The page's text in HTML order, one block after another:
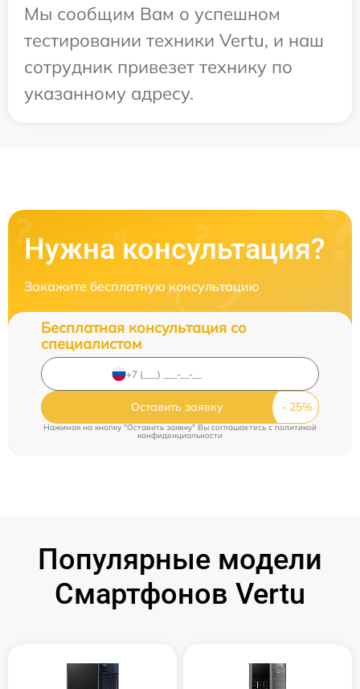
Мы сообщим Вам о успешном
тестировании техники Vertu, и наш
сотрудник привезет технику по
указанному адресу.
Нужна консультация?
Закажите бесплатную консультацию
Бесплатная консультация со
специалистом
Оставить заявку
Нажимая на кнопку "Оставить заявку" Вы соглашаетесь cполитикой
конфиденциальности
Популярные модели
Смартфонов Vertu